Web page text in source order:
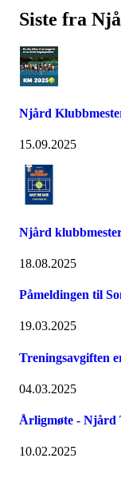
Siste fra
Njård
15.09.2025
Njård
18.08.2025
Påmeldingen til
19.03.2025
Treningsavgiften
04.03.2025
Årligmøte - Njård
10.02.2025